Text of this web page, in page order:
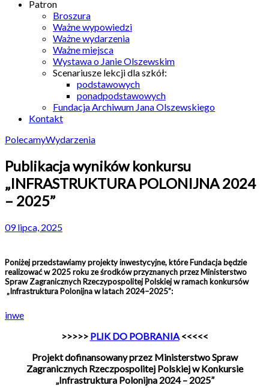
Patron
Broszura
Ważne wypowiedzi
Ważne wydarzenia
Ważne miejsca
Wystawa o Janie Olszewskim
Scenariusze lekcji dla szkół:
podstawowych
ponadpodstawowych
Fundacja Archiwum Jana Olszewskiego
Kontakt
PolecamyWydarzenia
Publikacja wyników konkursu
„INFRASTRUKTURA POLONIJNA 2024
– 2025”
09 lipca, 2025
Poniżej przedstawiamy projekty inwestycyjne, które Fundacja będzie
realizować w 2025 roku ze środków przyznanych przez Ministerstwo
Spraw Zagranicznych Rzeczypospolitej Polskiej w ramach konkursów
„Infrastruktura Polonijna w latach 2024–2025”:
inwe
>>>>> PLIK DO POBRANIA<<<<<
Projekt dofinansowany przez Ministerstwo Spraw
Zagranicznych Rzeczpospolitej Polskiej w Konkursie
„Infrastruktura Polonijna 2024 – 2025”